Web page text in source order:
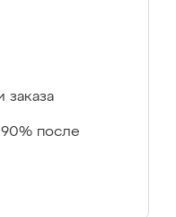
заказа
после